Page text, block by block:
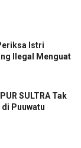
Istri
Ilegal Menguat
SULTRA Tak
Puuwatu